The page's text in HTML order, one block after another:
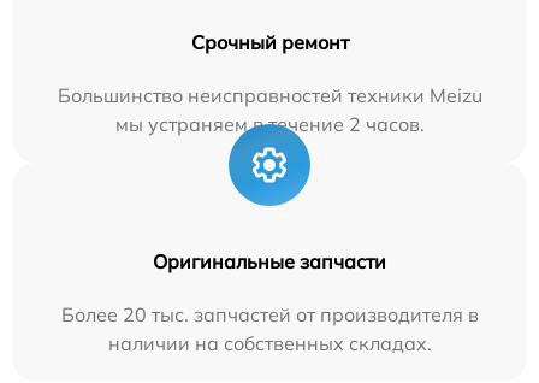
Срочный ремонт
Большинство неисправностей техники Meizu
мы устраняем в течение 2 часов.
Оригинальные запчасти
Более 20 тыс. запчастей от производителя в
наличии на собственных складах.